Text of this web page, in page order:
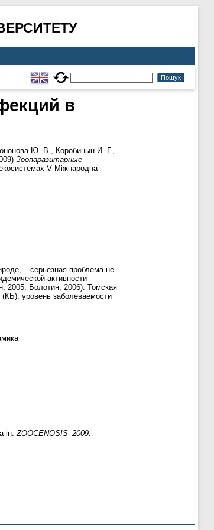
в
Ю. В., Коробицын И. Г.,
Зоопаразитарные
V Міжнародна
– серьезная проблема не
активности
2005; Болотин, 2006). Томская
уровень заболеваемости
ZOOCENOSIS–2009.